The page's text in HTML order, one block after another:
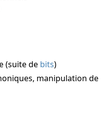
(suite de bits)
manipulation de